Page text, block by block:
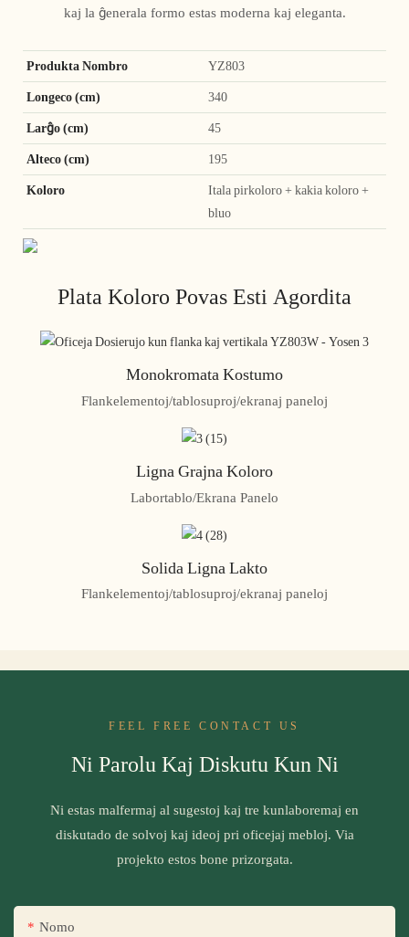
kaj la ĝenerala formo estas moderna kaj eleganta.
Produkta Nombro YZ803
Longeco (cm) 340
Larĝo (cm) 45
Alteco (cm) 195
Koloro
Itala pirkoloro + kakia koloro +
bluo
Plata Koloro Povas Esti Agordita
Monokromata Kostumo
Flankelementoj/tablosuproj/ekranaj paneloj
Ligna Grajna Koloro
Labortablo/Ekrana Panelo
Solida Ligna Lakto
Flankelementoj/tablosuproj/ekranaj paneloj
FEEL FREE CONTACT US
Ni Parolu Kaj Diskutu Kun Ni
Ni estas malfermaj al sugestoj kaj tre kunlaboremaj en
diskutado de solvoj kaj ideoj pri oficejaj mebloj. Via
projekto estos bone prizorgata.
Nomo